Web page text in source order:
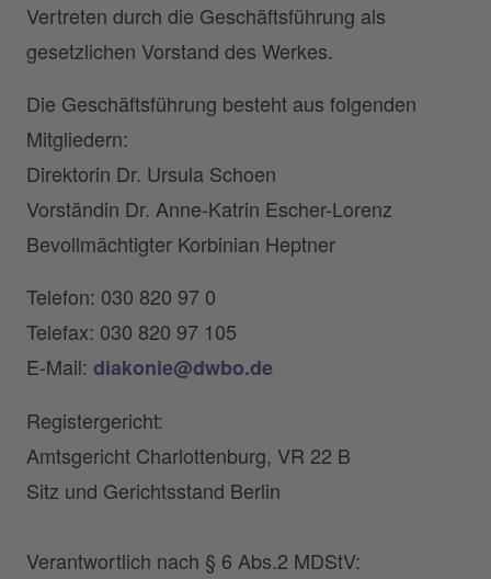
Vertreten durch die Geschäftsführung als
gesetzlichen Vorstand des Werkes.
Die Geschäftsführung besteht aus folgenden
Mitgliedern:
Direktorin Dr. Ursula Schoen
Vorständin Dr. Anne-Katrin Escher-Lorenz
Bevollmächtigter Korbinian Heptner
Telefon: 030 820 97 0
Telefax: 030 820 97 105
E-Mail: diakonie@dwbo.de
Registergericht:
Amtsgericht Charlottenburg, VR 22 B
Sitz und Gerichtsstand Berlin
Verantwortlich nach § 6 Abs.2 MDStV: